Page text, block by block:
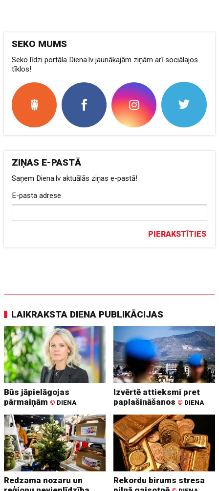
SEKO MUMS
Seko līdzi portāla Diena.lv jaunākajām ziņām arī sociālajos
tīklos!
ZIŅAS E-PASTĀ
Saņem Diena.lv aktuālās ziņas e-pastā!
E-pasta adrese
PIERAKSTĪTIES
LAIKRAKSTA DIENA PUBLIKĀCIJAS
Būs jāpielāgojas
pārmaiņām © DIENA
Izvērtē attieksmi pret
paplašināšanos © DIENA
Redzama nozaru un
Rekordu birums stresa